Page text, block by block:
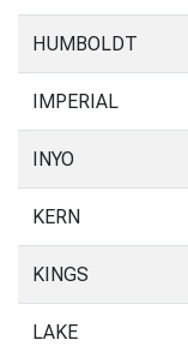
HUMBOLDT
IMPERIAL
INYO
KERN
KINGS
LAKE